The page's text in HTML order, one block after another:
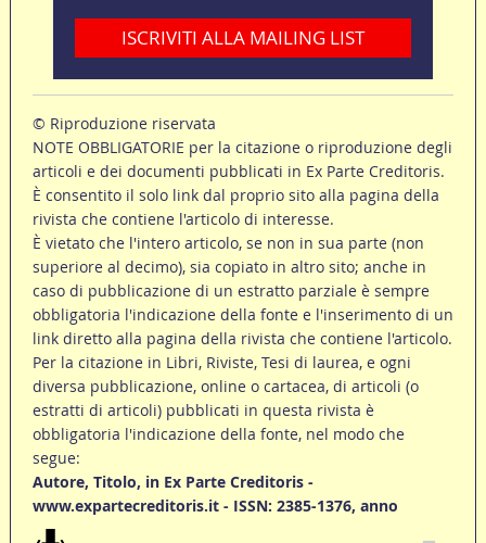
ISCRIVITI ALLA MAILING LIST
© Riproduzione riservata
NOTE OBBLIGATORIE per la citazione o riproduzione degli
articoli e dei documenti pubblicati in Ex Parte Creditoris.
È consentito il solo link dal proprio sito alla pagina della
rivista che contiene l'articolo di interesse.
È vietato che l'intero articolo, se non in sua parte (non
superiore al decimo), sia copiato in altro sito; anche in
caso di pubblicazione di un estratto parziale è sempre
obbligatoria l'indicazione della fonte e l'inserimento di un
link diretto alla pagina della rivista che contiene l'articolo.
Per la citazione in Libri, Riviste, Tesi di laurea, e ogni
diversa pubblicazione, online o cartacea, di articoli (o
estratti di articoli) pubblicati in questa rivista è
obbligatoria l'indicazione della fonte, nel modo che
segue:
Autore, Titolo, in Ex Parte Creditoris -
www.expartecreditoris.it - ISSN: 2385-1376, anno